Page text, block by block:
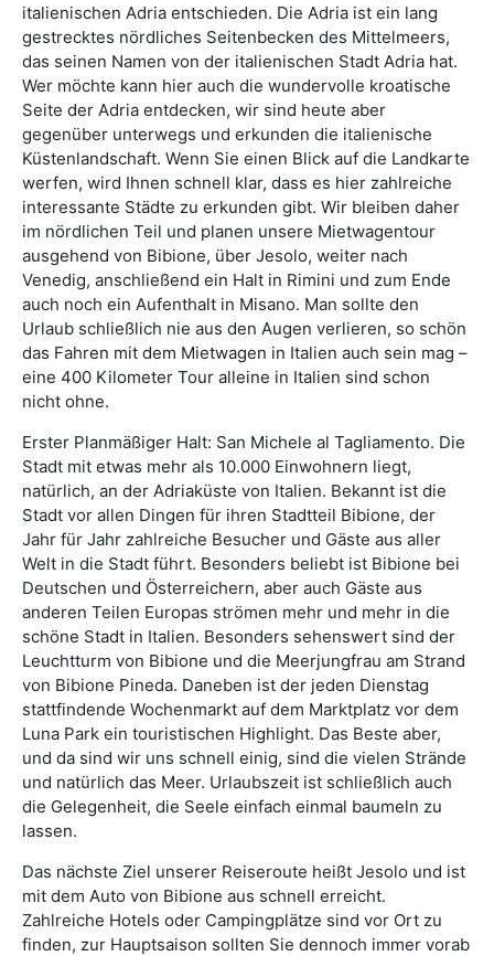
italienischen Adria entschieden. Die Adria ist ein lang
gestrecktes nördliches Seitenbecken des Mittelmeers,
das seinen Namen von der italienischen Stadt Adria hat.
Wer möchte kann hier auch die wundervolle kroatische
Seite der Adria entdecken, wir sind heute aber
gegenüber unterwegs und erkunden die italienische
Küstenlandschaft. Wenn Sie einen Blick auf die Landkarte
werfen, wird Ihnen schnell klar, dass es hier zahlreiche
interessante Städte zu erkunden gibt. Wir bleiben daher
im nördlichen Teil und planen unsere Mietwagentour
ausgehend von Bibione, über Jesolo, weiter nach
Venedig, anschließend ein Halt in Rimini und zum Ende
auch noch ein Aufenthalt in Misano. Man sollte den
Urlaub schließlich nie aus den Augen verlieren, so schön
das Fahren mit dem Mietwagen in Italien auch sein mag –
eine 400 Kilometer Tour alleine in Italien sind schon
nicht ohne.
Erster Planmäßiger Halt: San Michele al Tagliamento. Die
Stadt mit etwas mehr als 10.000 Einwohnern liegt,
natürlich, an der Adriaküste von Italien. Bekannt ist die
Stadt vor allen Dingen für ihren Stadtteil Bibione, der
Jahr für Jahr zahlreiche Besucher und Gäste aus aller
Welt in die Stadt führt. Besonders beliebt ist Bibione bei
Deutschen und Österreichern, aber auch Gäste aus
anderen Teilen Europas strömen mehr und mehr in die
schöne Stadt in Italien. Besonders sehenswert sind der
Leuchtturm von Bibione und die Meerjungfrau am Strand
von Bibione Pineda. Daneben ist der jeden Dienstag
stattfindende Wochenmarkt auf dem Marktplatz vor dem
Luna Park ein touristischen Highlight. Das Beste aber,
und da sind wir uns schnell einig, sind die vielen Strände
und natürlich das Meer. Urlaubszeit ist schließlich auch
die Gelegenheit, die Seele einfach einmal baumeln zu
lassen.
Das nächste Ziel unserer Reiseroute heißt Jesolo und ist
mit dem Auto von Bibione aus schnell erreicht.
Zahlreiche Hotels oder Campingplätze sind vor Ort zu
finden, zur Hauptsaison sollten Sie dennoch immer vorab